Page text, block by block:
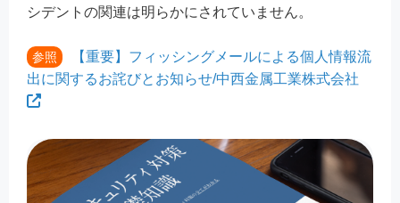
シデントの関連は明らかにされていません。
参照
【重要】フィッシングメールによる個人情報流
出に関するお詫びとお知らせ/中西金属工業株式会社